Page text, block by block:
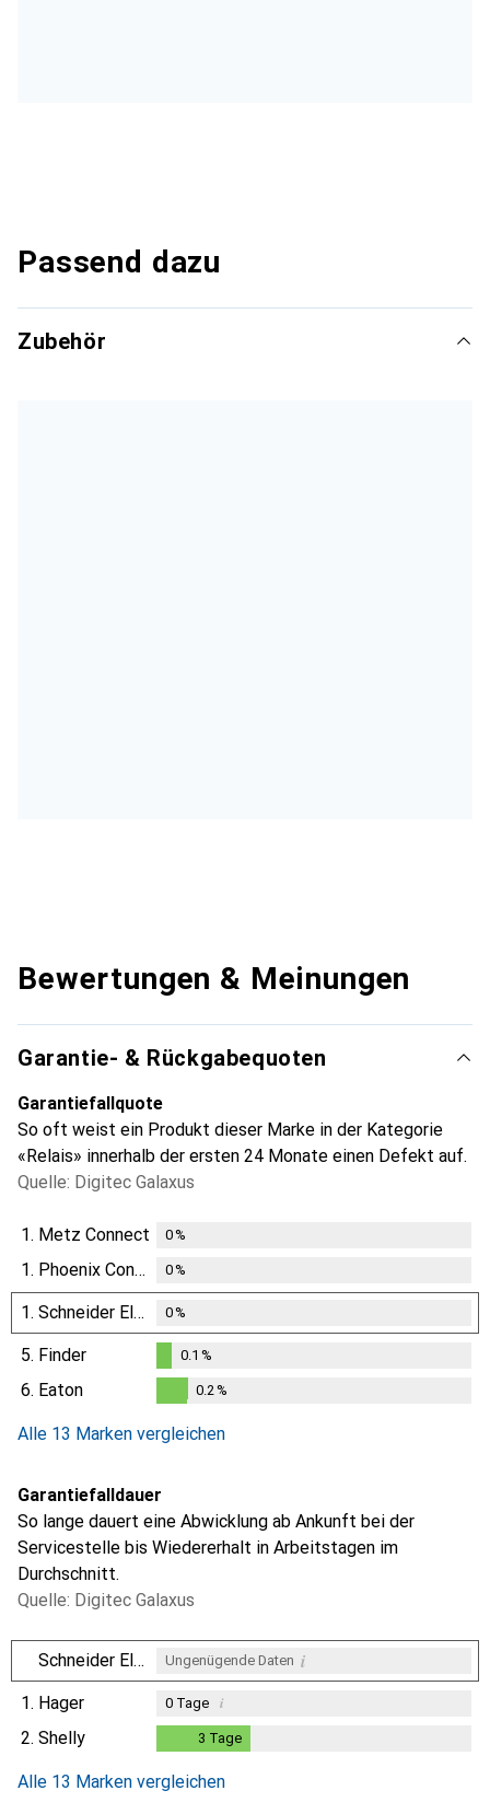
Passend dazu
Zubehör
Bewertungen & Meinungen
Garantie- & Rückgabequoten
Garantiefallquote
So oft weist ein Produkt dieser Marke in der Kategorie
«Relais» innerhalb der ersten 24 Monate einen Defekt auf.
Quelle: Digitec Galaxus
1. Metz Connect 0%
1. Phoenix Contact 0%
1. Schneider Electric 0%
5. Finder
%
0.1 %
6. Eaton 0.2 %
Alle 13 Marken vergleichen
Garantiefalldauer
So lange dauert eine Abwicklung ab Ankunft bei der
Servicestelle bis Wiedererhalt in Arbeitstagen im
Durchschnitt.
Quelle: Digitec Galaxus
Schneider Electric Ungenügende Daten i
1. Hager 0Tage i
2. Shelly 3 Tage
Alle 13 Marken vergleichen